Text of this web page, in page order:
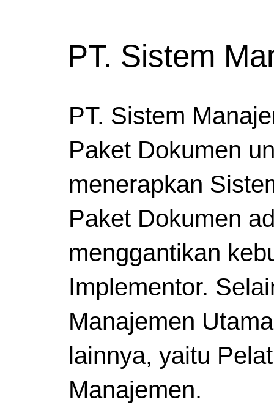
PT. Sistem
PT. Sistem
Paket Dokumen
menerapkan
Paket Dokumen
menggantikan
Implementor.
Manajemen
lainnya, yaitu
Manajemen.